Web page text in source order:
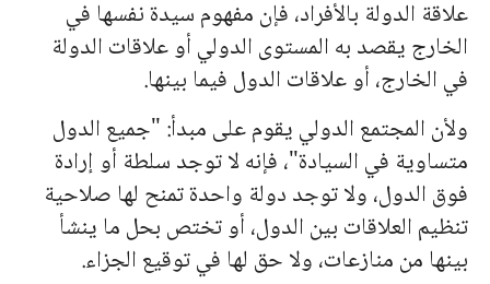
علاقة الدولة بالأفراد، فإن مفهوم سيدة نفسها في
الخارج يقصد به المستوى الدولي أو علاقات الدولة
في الخارج، أو علاقات الدول فيما بينها.
ولأن المجتمع الدولي يقوم على مبدأ: "جميع الدول
متساوية في السيادة"، فإنه لا توجد سلطة أو إرادة
فوق الدول، ولا توجد دولة واحدة تمنح لها صلاحية
تنظيم العلاقات بين الدول، أو تختص بحل ما ينشأ
بينها من منازعات، ولا حق لها في توقيع الجزاء.